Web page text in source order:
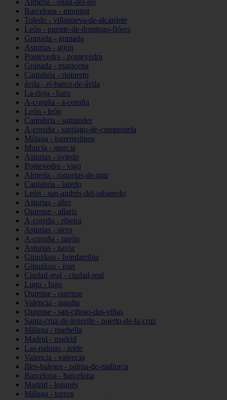
Almería - olula-del-río
Barcelona - montgat
Toledo - villanueva-de-alcardete
León - puente-de-domingo-flórez
Granada - granada
Asturias - gijón
Pontevedra - pontevedra
Granada - maracena
Cantabria - riotuerto
ávila - el-barco-de-ávila
La-rioja - haro
A-coruña - a-coruña
León - león
Cantabria - santander
A-coruña - santiago-de-compostela
Málaga - torremolinos
Murcia - murcia
Asturias - oviedo
Pontevedra - vigo
Almería - roquetas-de-mar
Cantabria - laredo
León - san-andrés-del-rabanedo
Asturias - aller
Ourense - allariz
A-coruña - ribeira
Asturias - siero
A-coruña - narón
Asturias - navia
Gipuzkoa - hondarribia
Gipuzkoa - irun
Ciudad-real - ciudad-real
Lugo - lugo
Ourense - ourense
Valencia - gandia
Ourense - san-cibrao-das-viñas
Santa-cruz-de-tenerife - puerto-de-la-cruz
Málaga - marbella
Madrid - madrid
Las-palmas - telde
Valencia - valencia
Illes-balears - palma-de-mallorca
Barcelona - barcelona
Madrid - leganés
Málaga - torrox